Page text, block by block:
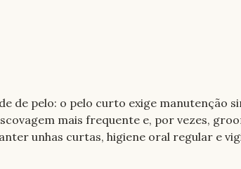
de pelo: o pelo curto exige manutenção
mais frequente e, por vezes,
unhas curtas, higiene oral regular e